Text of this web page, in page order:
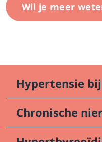
Wil je meer
Hypertensie
Chronische